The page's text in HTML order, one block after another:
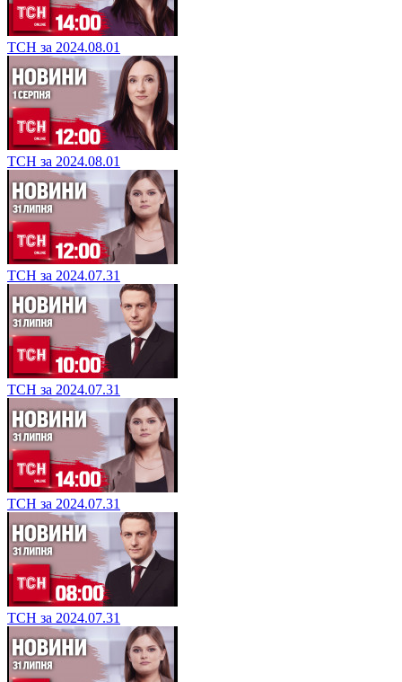
ТСН за 2024.08.01
ТСН за 2024.08.01
ТСН за 2024.07.31
ТСН за 2024.07.31
ТСН за 2024.07.31
ТСН за 2024.07.31